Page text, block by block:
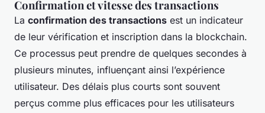
Confirmation et vitesse des transactions
La confirmation des transactions est un indicateur
de leur vérification et inscription dans la blockchain.
Ce processus peut prendre de quelques secondes à
plusieurs minutes, influençant ainsi l’expérience
utilisateur. Des délais plus courts sont souvent
perçus comme plus efficaces pour les utilisateurs